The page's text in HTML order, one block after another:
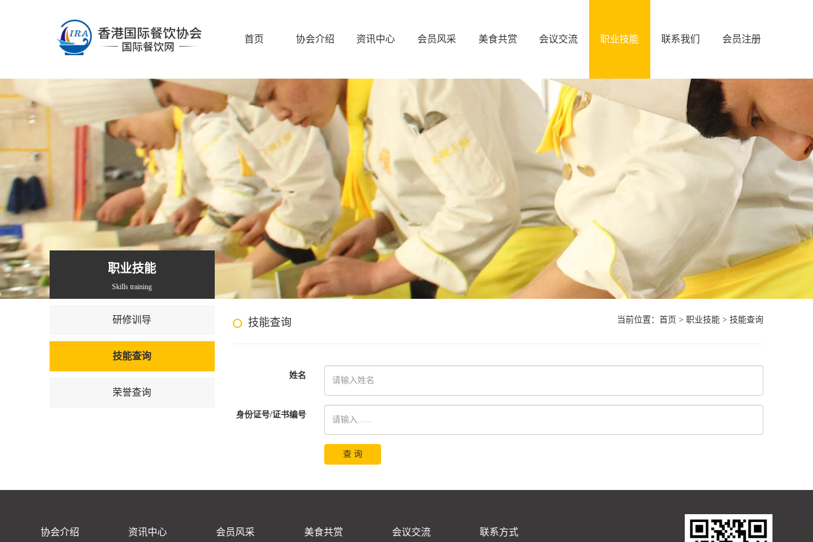
首页 协会介绍 资讯中心 会员风采 美食共赏 会议交流 职业技能 联系我们 会员注册
职业技能
Skills training
研修训导
技能查询
荣誉查询
技能查询 当前位置： 首页 > 职业技能 > 技能查询
姓名
身份证号/证书编号
查 询
协会介绍 资讯中心 会员风采 美食共赏 会议交流 联系方式